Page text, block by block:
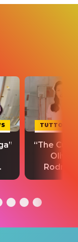
e
TUTTO
“The
Olivia
testo,